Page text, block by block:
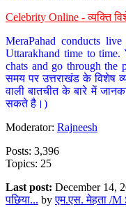
Celebrity Online - व्यक्ति
MeraPahad conducts
Uttarakhand time to time.
chats and go through the
समय पर उत्तराखंड के विशेष
वाली बातचीत के बारे में
सकते है।)
Moderator: Rajneesh
Posts: 3,396
Topics: 25
Last post: December 14,
पछिया... byएम.एस. मेहता /M